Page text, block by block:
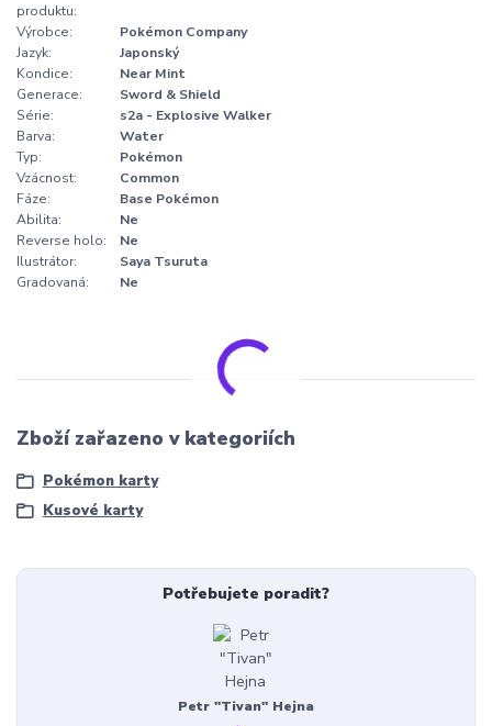
produktu:
Výrobce:
Pokémon Company
Jazyk:
Japonský
Kondice:
Near Mint
Generace:
Sword & Shield
Série:
s2a - Explosive Walker
Barva:
Water
Typ:
Pokémon
Vzácnost:
Common
Fáze:
Base Pokémon
Abilita:
Ne
Reverse holo:
Ne
Ilustrátor:
Saya Tsuruta
Gradovaná:
Ne
Zboží zařazeno v kategoriích
Pokémon karty
Kusové karty
Potřebujete poradit?
Petr "Tivan" Hejna